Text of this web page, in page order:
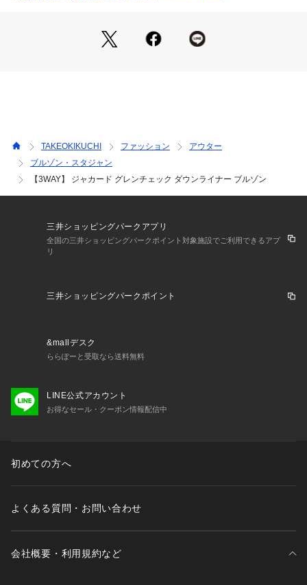
ツを使用し、軽量化かつ効率的な使用に。
フロントを閉めた状態で貴重品を収納できる胸の隠しポケット
ストアジャストタブなどで体にフィットさせるアレンジも可
能。
※ポケット数
・ブルゾン：内側×2 横×2 胸元×1
【素材・特性】
『表地』
ック エコ）』を採用。
ジャカード織りで表現したシャドートーンのグレンチェック柄
は派手過ぎず、品のある大人な印象に。
特殊な織り方で生地自体を2層構造になっている『TUBE FABR
IC（チューブファブリック）』を採用。
※ブルゾン裏地あり
TAKEOKIKUCHI ファッション
アウター
ブルゾン・スタジャン
【3WAY】 ジャカード グレンチェック ダウンライナー ブルゾン
三井ショッピングパークアプリ
全国の三井ショッピングパークポイント対象施設でご利用できるアプ
リ
三井ショッピングパークポイント
&mallデスク
ららぽーと受取なら送料無料
LINE公式アカウント
お得なセール・クーポン情報配信中
初めての方へ
よくある質問・お問い合わせ
会社概要・利用規約など